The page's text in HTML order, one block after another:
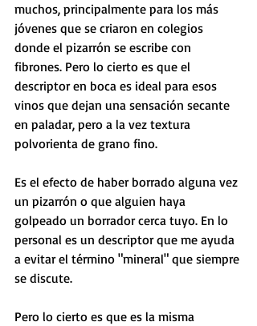
muchos, principalmente para los más
jóvenes que se criaron en colegios
donde el pizarrón se escribe con
fibrones. Pero lo cierto es que el
descriptor en boca es ideal para esos
vinos que dejan una sensación secante
en paladar, pero a la vez textura
polvorienta de grano fino.
Es el efecto de haber borrado alguna vez
un pizarrón o que alguien haya
golpeado un borrador cerca tuyo. En lo
personal es un descriptor que me ayuda
a evitar el término "mineral" que siempre
se discute.
Pero lo cierto es que es la misma